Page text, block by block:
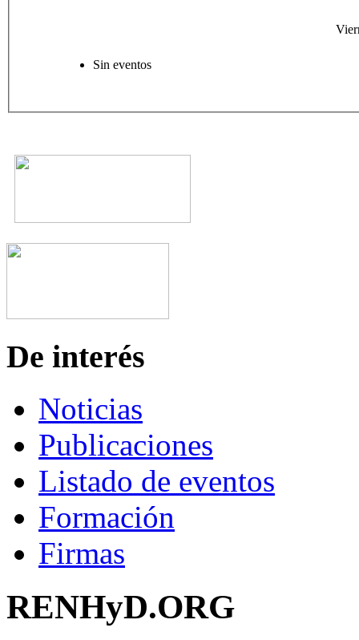
Sin eventos
De interés
Noticias
Publicaciones
Listado de eventos
Formación
Firmas
RENHyD.ORG